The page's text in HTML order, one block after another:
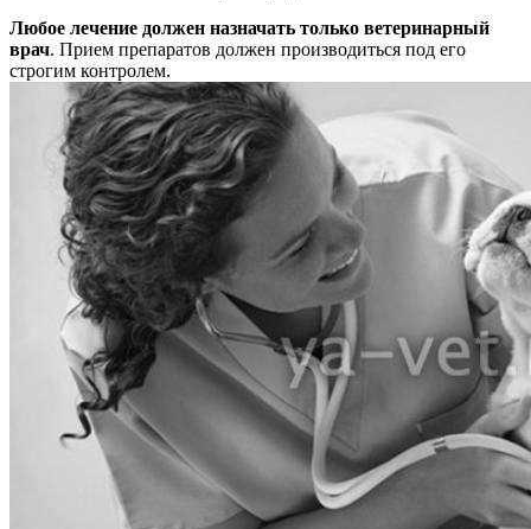
Любое лечение должен назначать только ветеринарный
врач. Прием препаратов должен производиться под его
строгим контролем.